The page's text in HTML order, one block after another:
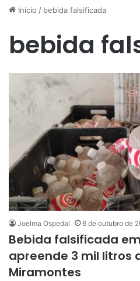
Início / bebida falsificada
bebida
Joelma Ospedal 6 de outubro de
Bebida falsificada
apreende 3 mil litros
Miramontes